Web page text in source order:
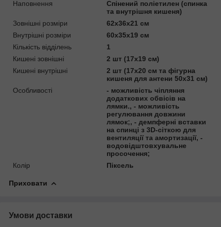
Наповнення
Спінений поліетилен (спинка
та внутрішня кишеня)
Зовнішні розміри
62x36x21 см
Внутрішні розміри
60x35x19 см
Кількість відділень
1
Кишені зовнішні
2 шт (17x19 см)
Кишені внутрішні
2 шт (17х20 см та фігурна
кишеня для антени 50х31 см)
Особливості
- можливість чіпляння
додаткових обвісів на
лямки., - можливість
регулювання довжини
лямок;, - демпферні вставки
на спинці з 3D-сіткою для
вентиляції та амортизації, -
водовідштовхувальне
просочення;
Колір
Піксель
Приховати
Умови доставки